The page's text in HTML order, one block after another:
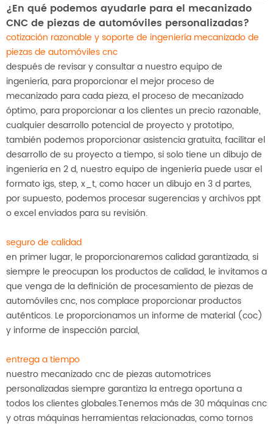
¿En qué podemos ayudarle para el mecanizado
CNC de piezas de automóviles personalizadas?
cotización razonable y soporte de ingeniería mecanizado de
piezas de automóviles cnc
después de revisar y consultar a nuestro equipo de
ingeniería, para proporcionar el mejor proceso de
mecanizado para cada pieza, el proceso de mecanizado
óptimo, para proporcionar a los clientes un precio razonable,
cualquier desarrollo potencial de proyecto y prototipo,
también podemos proporcionar asistencia gratuita, facilitar el
desarrollo de su proyecto a tiempo, si solo tiene un dibujo de
ingeniería en 2 d, nuestro equipo de ingeniería puede usar el
formato igs, step, x_t, como hacer un dibujo en 3 d partes,
por supuesto, podemos procesar sugerencias y archivos ppt
o excel enviados para su revisión.
seguro de calidad
en primer lugar, le proporcionaremos calidad garantizada, si
siempre le preocupan los productos de calidad, le invitamos a
que venga de la definición de procesamiento de piezas de
automóviles cnc, nos complace proporcionar productos
auténticos. Le proporcionamos un informe de material (coc)
y informe de inspección parcial,
entrega a tiempo
nuestro mecanizado cnc de piezas automotrices
personalizadas siempre garantiza la entrega oportuna a
todos los clientes globales.Tenemos más de 30 máquinas cnc
y otras máquinas herramientas relacionadas, como tornos